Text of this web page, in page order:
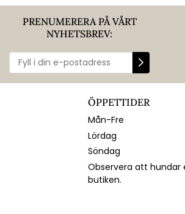
PRENUMERERA PÅ VÅRT
NYHETSBREV:
ÖPPETTIDER
Mån-Fre
Lördag
Söndag
Observera att hundar
butiken.